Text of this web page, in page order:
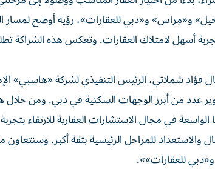
و«مِراس» و«دبي للعقارات»، رؤية أوضح لمسار
أسهل لامتلاك العقارات. وتعكس هذه الشراكة
فؤاد شملاتي، الرئيس التنفيذي لشركة «هاسبي»
عدد من أبرز الوجهات السكنية في دبي. ومن
في مجال الاستشارات العقارية للارتقاء
والاستعداد للمراحل الرئيسية بثقة أكبر.
للعقارات»».